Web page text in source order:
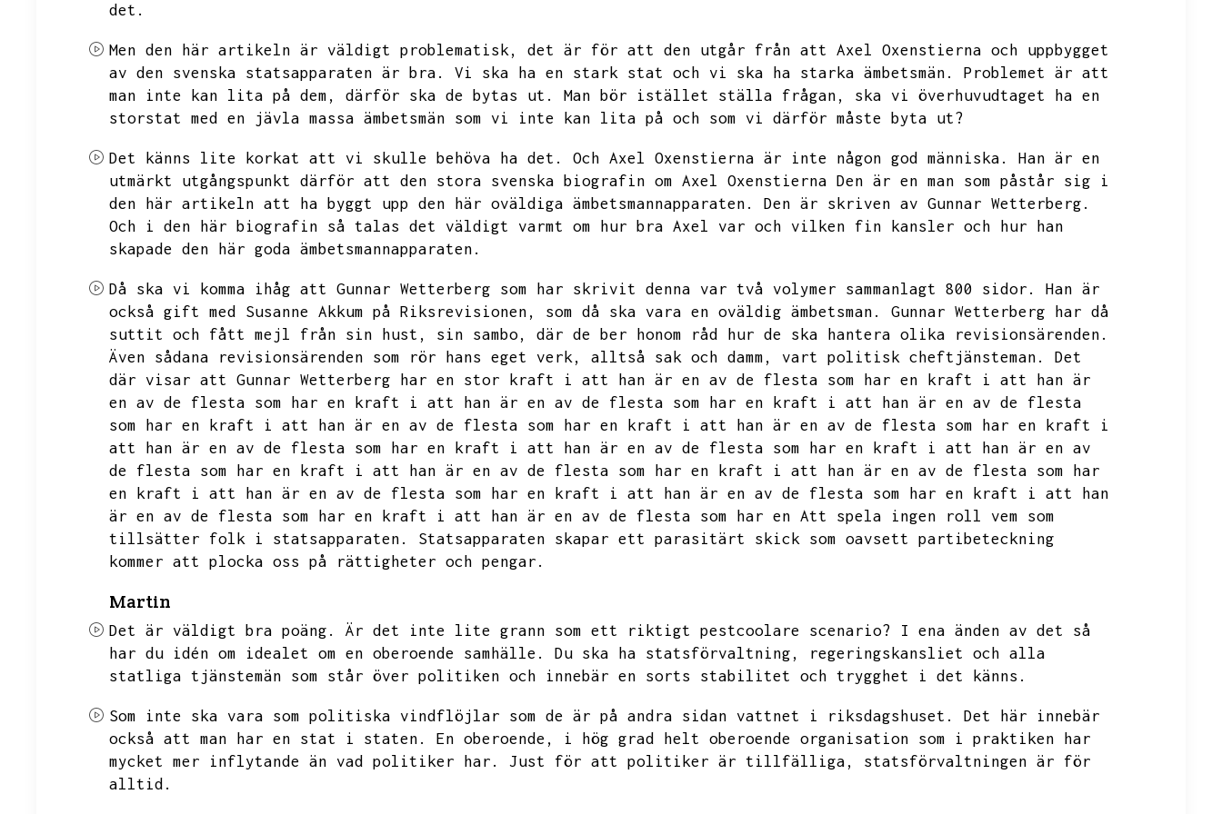
det.
Men den här artikeln är väldigt problematisk,
det är för att den utgår från att Axel Oxenstierna och uppbygget
av den svenska statsapparaten är bra.
Vi ska ha en stark stat och vi ska ha starka ämbetsmän.
Problemet är att
man inte kan lita på dem,
därför ska de bytas ut. Man bör istället ställa frågan,
ska vi överhuvudtaget ha en
storstat med en jävla massa ämbetsmän som vi inte kan lita på och som vi därför måste byta ut?
Det känns lite korkat att vi skulle behöva ha det. Och Axel Oxenstierna är inte någon god människa.
Han är en
utmärkt utgångspunkt därför att den stora svenska biografin om Axel Oxenstierna Den är en man som påstår sig i
den här artikeln att ha byggt upp den här oväldiga ämbetsmannapparaten.
Den är skriven av Gunnar Wetterberg.
Och i den här biografin så talas det väldigt varmt om hur bra Axel var och vilken fin kansler och hur han
skapade den här goda ämbetsmannapparaten.
Då ska vi komma ihåg att Gunnar Wetterberg som har skrivit denna var två volymer sammanlagt 800 sidor.
Han är
också gift med Susanne Akkum på Riksrevisionen,
som då ska vara en oväldig ämbetsman.
Gunnar Wetterberg har då
suttit och fått mejl från sin hust,
sin sambo,
där de ber honom råd hur de ska hantera olika revisionsärenden.
Även sådana revisionsärenden som rör hans eget verk,
alltså sak och damm, vart politisk cheftjänsteman.
Det
där visar att Gunnar Wetterberg har en stor kraft i att han är en av de flesta som har en kraft i att han är
en av de flesta som har en kraft i att han är en av de flesta som har en kraft i att han är en av de flesta
som har en kraft i att han är en av de flesta som har en kraft i att han är en av de flesta som har en kraft i
att han är en av de flesta som har en kraft i att han är en av de flesta som har en kraft i att han är en av
de flesta som har en kraft i att han är en av de flesta som har en kraft i att han är en av de flesta som har
en kraft i att han är en av de flesta som har en kraft i att han är en av de flesta som har en kraft i att han
är en av de flesta som har en kraft i att han är en av de flesta som har en Att spela ingen roll vem som
tillsätter folk i statsapparaten.
Statsapparaten skapar ett parasitärt skick som oavsett partibeteckning
kommer att plocka oss på rättigheter och pengar.
Martin
Det är väldigt bra poäng. Är det inte lite grann som ett riktigt pestcoolare scenario?
I ena änden av det så
har du idén om idealet om en oberoende samhälle.
Du ska ha statsförvaltning,
regeringskansliet och alla
statliga tjänstemän som står över politiken och innebär en sorts stabilitet och trygghet i det känns.
Som inte ska vara som politiska vindflöjlar som de är på andra sidan vattnet i riksdagshuset.
Det här innebär
också att man har en stat i staten.
En oberoende,
i hög grad helt oberoende organisation som i praktiken har
mycket mer inflytande än vad politiker har.
Just för att politiker är tillfälliga,
statsförvaltningen är för
alltid.